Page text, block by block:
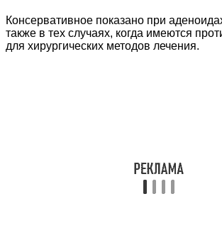
Консервативное показано при
также в тех случаях, когда имеются
для хирургических методов лечения.